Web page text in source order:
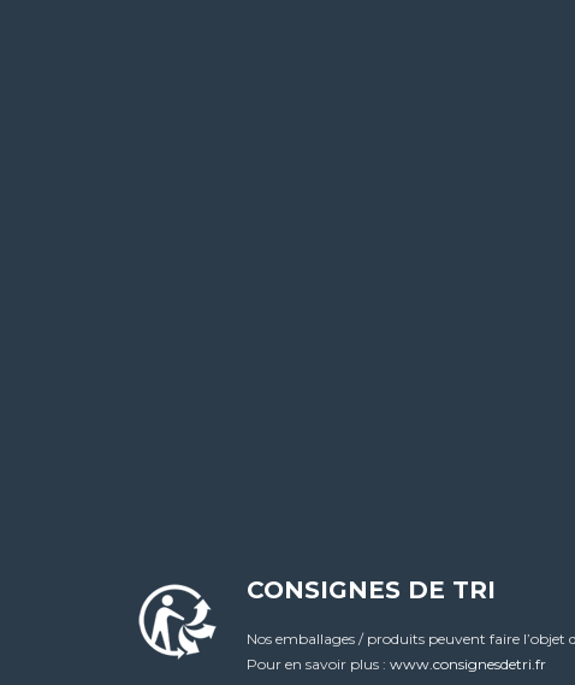
CONSIGNES DE TRI
Nos emballages / produits peuvent faire l’objet
Pour en savoir plus : www.consignesdetri.fr